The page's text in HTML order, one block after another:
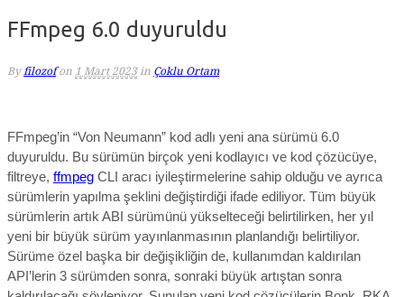
FFmpeg 6.0 duyuruldu
By filozof on 1 Mart 2023 in Çoklu Ortam
FFmpeg’in “Von Neumann” kod adlı yeni ana sürümü 6.0
duyuruldu. Bu sürümün birçok yeni kodlayıcı ve kod çözücüye,
filtreye, ffmpeg CLI aracı iyileştirmelerine sahip olduğu ve ayrıca
sürümlerin yapılma şeklini değiştirdiği ifade ediliyor. Tüm büyük
sürümlerin artık ABI sürümünü yükselteceği belirtilirken, her yıl
yeni bir büyük sürüm yayınlanmasının planlandığı belirtiliyor.
Sürüme özel başka bir değişikliğin de, kullanımdan kaldırılan
API’lerin 3 sürümden sonra, sonraki büyük artıştan sonra